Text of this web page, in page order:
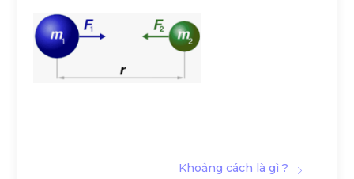
Khoảng cách là gì ?